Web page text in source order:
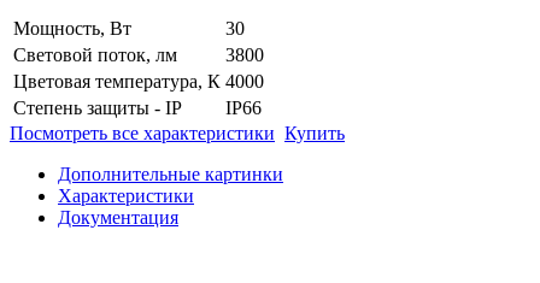
Мощность, Вт
30
Световой поток, лм
3800
Цветовая температура, К 4000
Степень защиты - IP
IP66
Посмотреть все характеристики Купить
Дополнительные картинки
Характеристики
Документация